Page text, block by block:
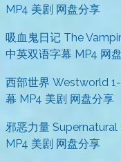
MP4 美剧 网盘分享
吸血鬼日记 The
中英双语字幕 MP4 网
西部世界 Westworld
幕 MP4 美剧 网盘分享
邪恶力量 Supernatural
MP4 美剧 网盘分享